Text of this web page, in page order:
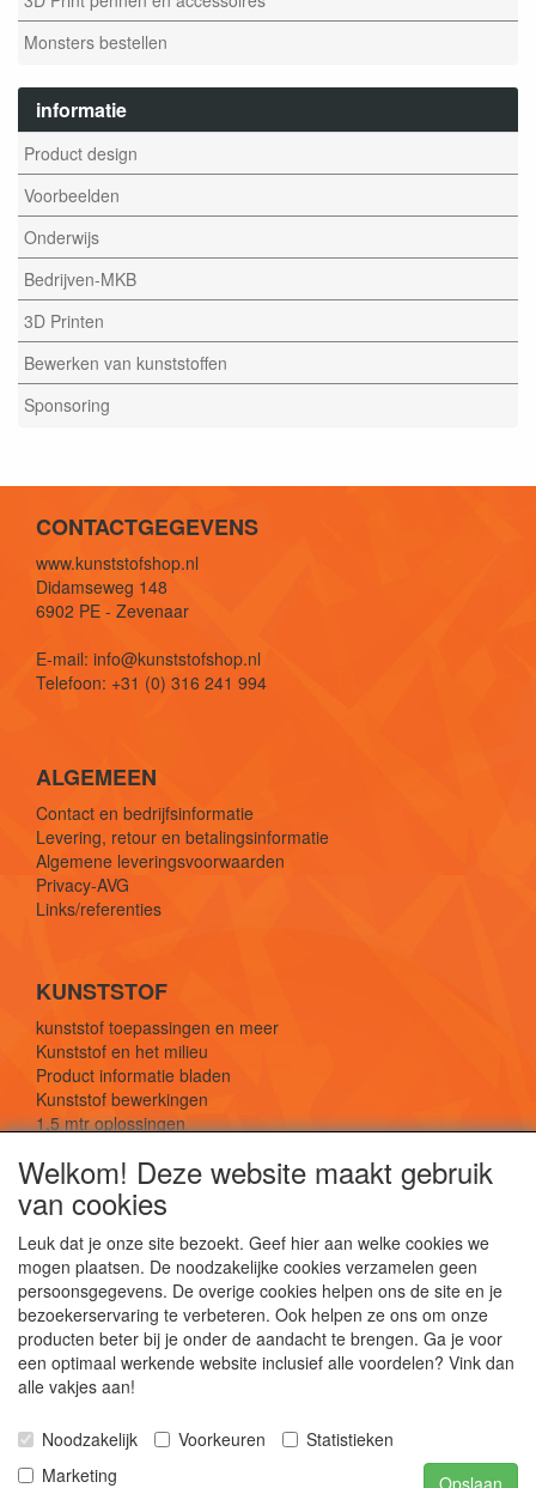
Monsters bestellen
informatie
Product design
Voorbeelden
Onderwijs
Bedrijven-MKB
3D Printen
Bewerken van kunststoffen
Sponsoring
CONTACTGEGEVENS
www.kunststofshop.nl
Didamseweg 148
6902 PE - Zevenaar
E-mail: info@kunststofshop.nl
Telefoon: +31 (0) 316 241 994
ALGEMEEN
Contact en bedrijfsinformatie
Levering, retour en betalingsinformatie
Algemene leveringsvoorwaarden
Privacy-AVG
Links/referenties
KUNSTSTOF
kunststof toepassingen en meer
Kunststof en het milieu
Product informatie bladen
Kunststof bewerkingen
1,5 mtr oplossingen
SOCIALE MEDIA
De webshop voor kunststof platen, folies, buizen
duurzame oplossingen.
Welkom! Deze website maakt gebruik
van cookies
Leuk dat je onze site bezoekt. Geef hier aan welke cookies we
mogen plaatsen. De noodzakelijke cookies verzamelen geen
persoonsgegevens. De overige cookies helpen ons de site en je
bezoekerservaring te verbeteren. Ook helpen ze ons om onze
producten beter bij je onder de aandacht te brengen. Ga je voor
een optimaal werkende website inclusief alle voordelen? Vink dan
alle vakjes aan!
Noodzakelijk Voorkeuren
Statistieken
Marketing
Opslaan